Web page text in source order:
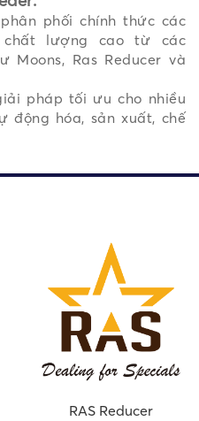
phối chính thức các
chất lượng cao từ các
Ras Reducer và
pháp tối ưu cho nhiều
động hóa, sản xuất, chế
RAS Reducer